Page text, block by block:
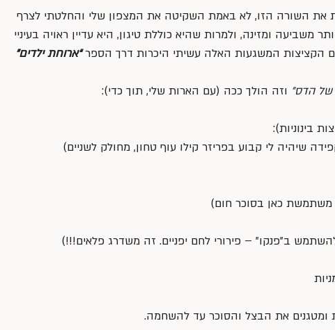
את השורה הזו, לא באמת השקיטה את המצפון שלי והחלטתי לצרף
משביעה ומזינה, ולמרות שהיא כוללת טיגון, היא עדיין ראויה בעיניי
הקציצות המשגעות האלה עשיתי היכרות דרך הספר “ארוחת ילדים”
של הדס״ וזה הולך ככה (עם הארות שלי, תוך כדי):
את הבצל והסוכר עד להשחמה.